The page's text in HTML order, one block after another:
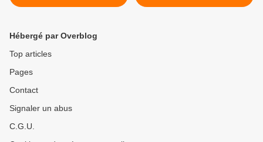
réussies
Hébergé par Overblog
Top articles
Pages
Contact
Signaler un abus
C.G.U.